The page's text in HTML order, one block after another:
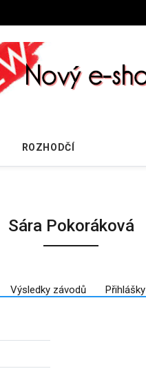
ROZHODČÍ
Sára Pokoráková
Výsledky závodů Přihlášky